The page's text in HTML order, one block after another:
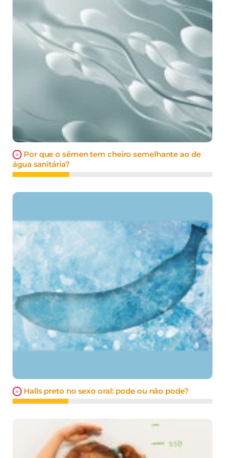
Por que o sêmen tem cheiro semelhante ao de
água sanitária?
Halls preto no sexo oral: pode ou não pode?